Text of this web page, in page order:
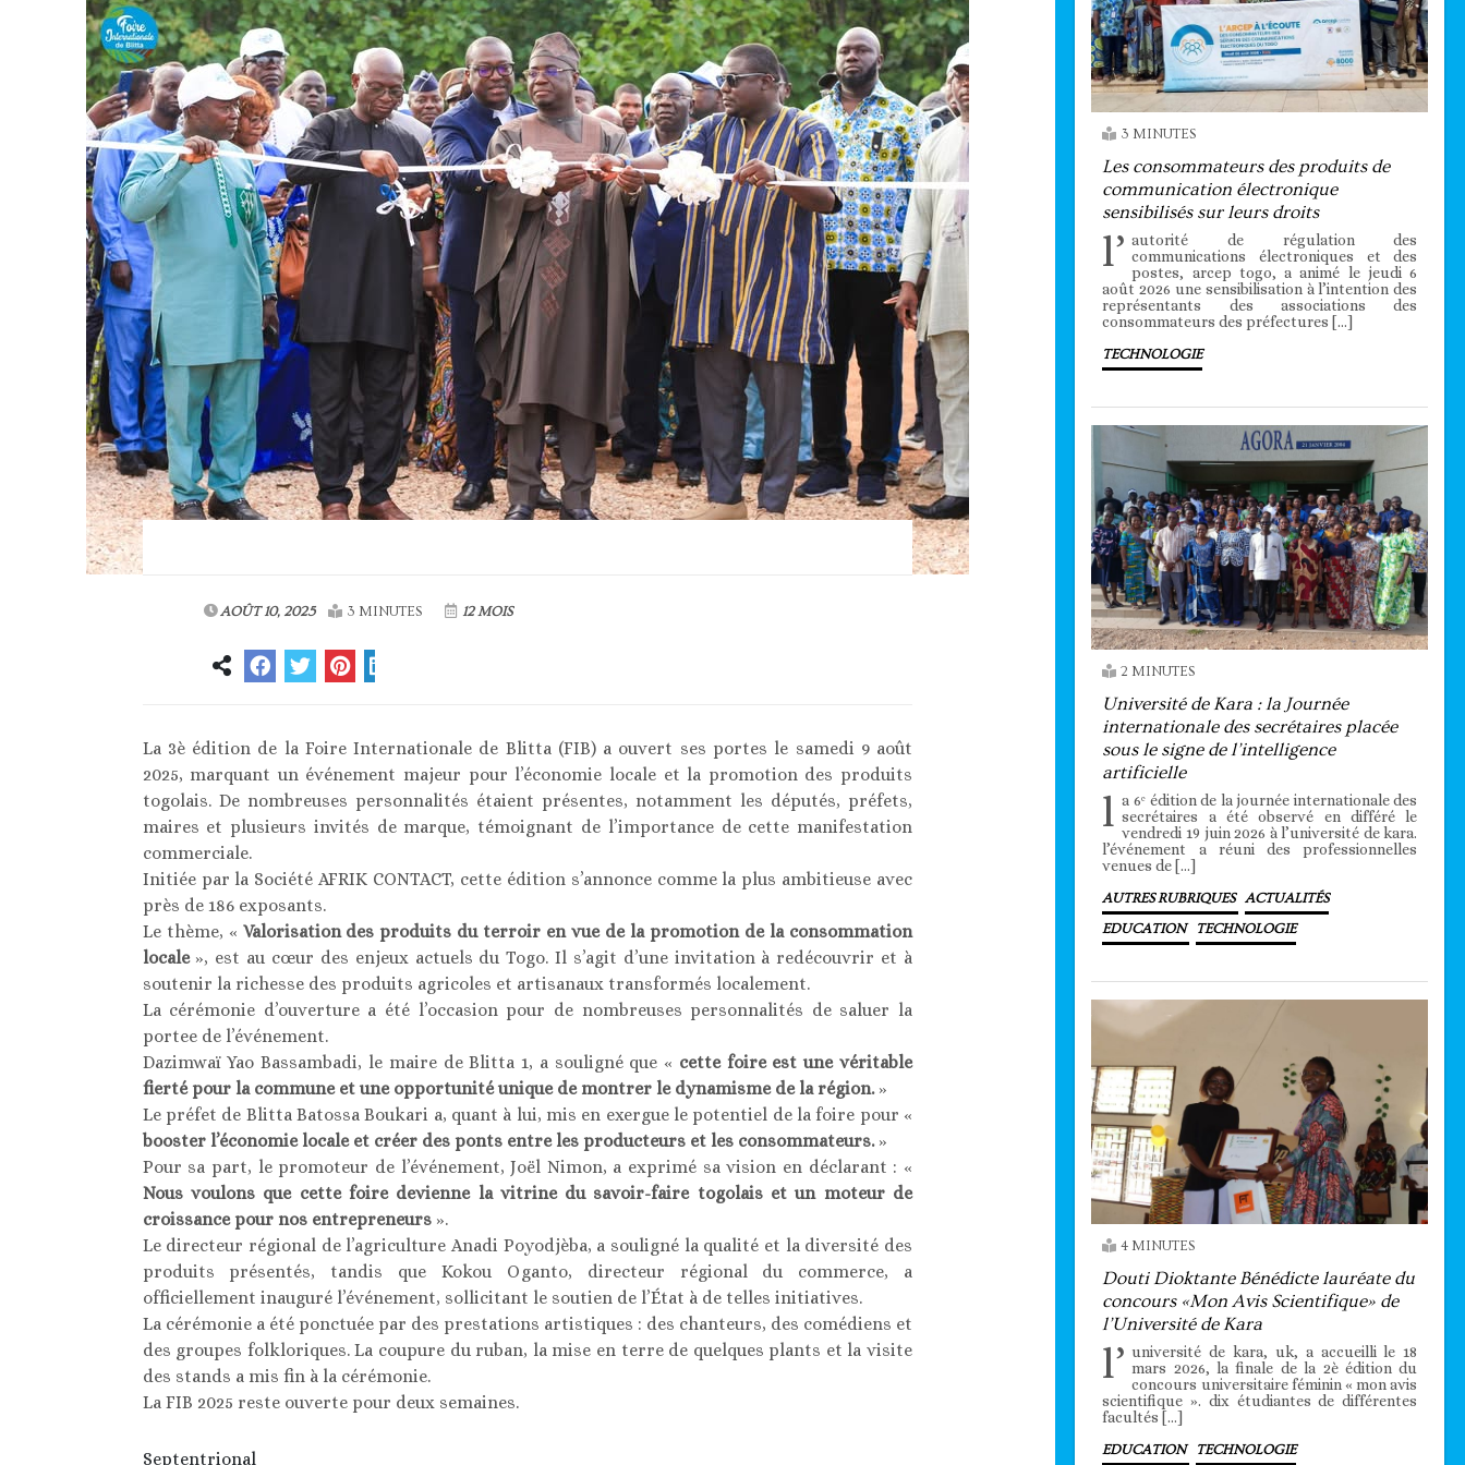
AOÛT 10, 2025 3 MINUTES 12 MOIS
La 3è édition de la Foire Internationale de Blitta (FIB) a ouvert ses portes le samedi 9 août
2025, marquant un événement majeur pour l’économie locale et la promotion des produits
togolais. De nombreuses personnalités étaient présentes, notamment les députés, préfets,
maires et plusieurs invités de marque, témoignant de l’importance de cette manifestation
commerciale.
Initiée par la Société AFRIK CONTACT, cette édition s’annonce comme la plus ambitieuse avec
près de 186 exposants.
Le thème, « Valorisation des produits du terroir en vue de la promotion de la consommation
locale», est au cœur des enjeux actuels du Togo. Il s’agit d’une invitation à redécouvrir et à
soutenir la richesse des produits agricoles et artisanaux transformés localement.
La cérémonie d’ouverture a été l’occasion pour de nombreuses personnalités de saluer la
portee de l’événement.
Dazimwaï Yao Bassambadi, le maire de Blitta 1, a souligné que « cette foire est une véritable
fierté pour la commune et une opportunité unique de montrer le dynamisme de la région.»
Le préfet de Blitta Batossa Boukari a, quant à lui, mis en exergue le potentiel de la foire pour «
booster l’économie locale et créer des ponts entre les producteurs et les consommateurs.»
Pour sa part, le promoteur de l’événement, Joël Nimon, a exprimé sa vision en déclarant : «
Nous voulons que cette foire devienne la vitrine du savoir-faire togolais et un moteur de
croissance pour nos entrepreneurs».
Le directeur régional de l’agriculture Anadi Poyodjèba, a souligné la qualité et la diversité des
produits présentés, tandis que Kokou Oganto, directeur régional du commerce, a
officiellement inauguré l’événement, sollicitant le soutien de l’État à de telles initiatives.
La cérémonie a été ponctuée par des prestations artistiques : des chanteurs, des comédiens et
des groupes folkloriques. La coupure du ruban, la mise en terre de quelques plants et la visite
des stands a mis fin à la cérémonie.
La FIB 2025 reste ouverte pour deux semaines.
Septentrional
3 MINUTES
Les consommateurs des produits de
communication électronique
sensibilisés sur leurs droits
l’ autorité de régulation des
communications électroniques et des
postes, arcep togo, a animé le jeudi 6
août 2026 une sensibilisation à l’intention des
représentants des associations des
consommateurs des préfectures […]
TECHNOLOGIE
2 MINUTES
Université de Kara : la Journée
internationale des secrétaires placée
sous le signe de l’intelligence
artificielle
l a 6ᵉ édition de la journée internationale des
secrétaires a été observé en différé le
vendredi 19 juin 2026 à l’université de kara.
l’événement a réuni des professionnelles
venues de […]
AUTRES RUBRIQUES ACTUALITÉS
EDUCATION TECHNOLOGIE
4 MINUTES
Douti Dioktante Bénédicte lauréate du
concours «Mon Avis Scientifique» de
l’Université de Kara
l’ université de kara, uk, a accueilli le 18
mars 2026, la finale de la 2è édition du
concours universitaire féminin « mon avis
scientifique ». dix étudiantes de différentes
facultés […]
EDUCATION TECHNOLOGIE